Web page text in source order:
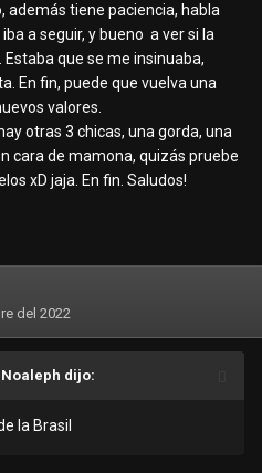
además tiene paciencia, habla
a seguir, y bueno a ver si la
que se me insinuaba,
En fin, puede que vuelva una
valores.
otras 3 chicas, una gorda, una
cara de mamona, quizás pruebe
xD jaja. En fin. Saludos!
del 2022
Noaleph dijo:
la Brasil